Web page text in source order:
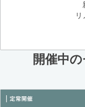
開催中